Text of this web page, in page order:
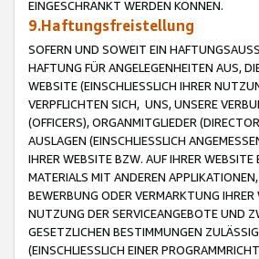
EINGESCHRÄNKT WERDEN KÖNNEN.
9.Haftungsfreistellung
SOFERN UND SOWEIT EIN
HAFTUNG FÜR ANGELEGENHEITEN AUS,
WEBSITE (EINSCHLIESSLICH IHRER
VERPFLICHTEN SICH, UNS, UNSERE
(OFFICERS), ORGANMITGLIEDER
AUSLAGEN (EINSCHLIESSLICH
IHRER WEBSITE BZW. AUF IHRER
MATERIALS MIT ANDEREN
BEWERBUNG ODER VERMARKTUNG
NUTZUNG DER SERVICEANGEBOTE UND
GESETZLICHEN BESTIMMUNGEN
(EINSCHLIESSLICH EINER